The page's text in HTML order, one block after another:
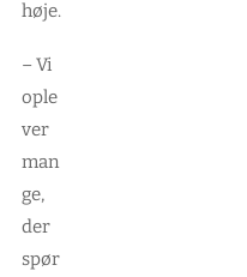
høje.
–Vi
ople
ver
man
ge,
der
spør